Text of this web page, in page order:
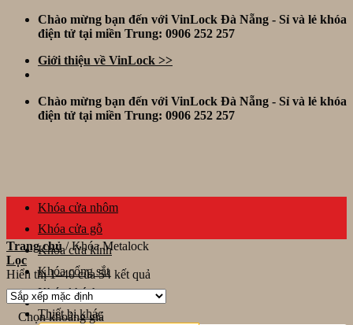
Skip
Chào mừng bạn đến với VinLock Đà Nẵng - Sỉ và lẻ khóa
điện tử tại miền Trung: 0906 252 257
Giới thiệu về VinLock >>
Chào mừng bạn đến với VinLock Đà Nẵng - Sỉ và lẻ khóa
điện tử tại miền Trung: 0906 252 257
Khóa cửa nhôm
Khóa cửa gỗ
Khóa cửa kính
Khóa cổng sắt
Khóa khách sạn
Thiết bị khác
Trang chủ /Khóa Metalock
Lọc
Hiển thị 1–40 của 54 kết quả
Chọn khoảng giá